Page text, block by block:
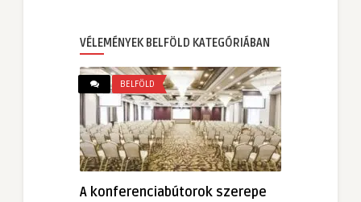
VÉLEMÉNYEK BELFÖLD KATEGÓRIÁBAN
BELFÖLD
A konferenciabútorok szerepe